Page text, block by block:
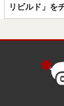
リビルド」を